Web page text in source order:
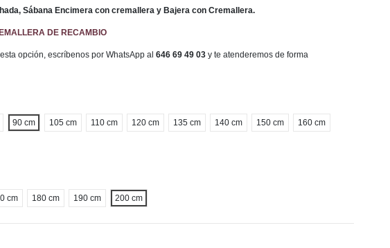
Sábana Encimera con cremallera y Bajera con Cremallera.
DE RECAMBIO
opción, escríbenos por WhatsApp al646 69 49 03y te atenderemos de forma
90 cm 105 cm 110 cm 120 cm 135 cm 140 cm 150 cm 160 cm
cm 180 cm 190 cm 200 cm